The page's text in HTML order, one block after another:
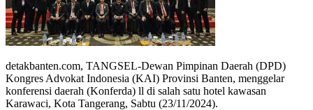
detakbanten.com, TANGSEL-Dewan Pimpinan Daerah (DPD)
Kongres Advokat Indonesia (KAI) Provinsi Banten, menggelar
konferensi daerah (Konferda) ll di salah satu hotel kawasan
Karawaci, Kota Tangerang, Sabtu (23/11/2024).